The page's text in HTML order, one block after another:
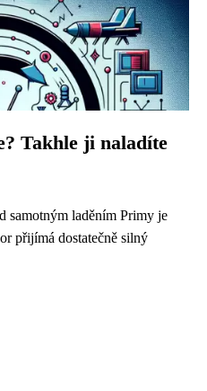
Takhle ji naladíte
samotným laděním Primy je
přijímá dostatečně silný